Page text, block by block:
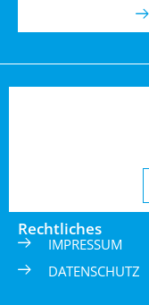
Rechtliches
IMPRESSUM
DATENSCHUTZ